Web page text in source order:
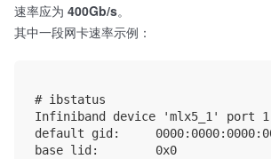
速率应为 400Gb/s。
其中一段网卡速率示例：
# ibstatus
Infiniband device 'mlx5_1' port
default gid:
base lid:        0x0